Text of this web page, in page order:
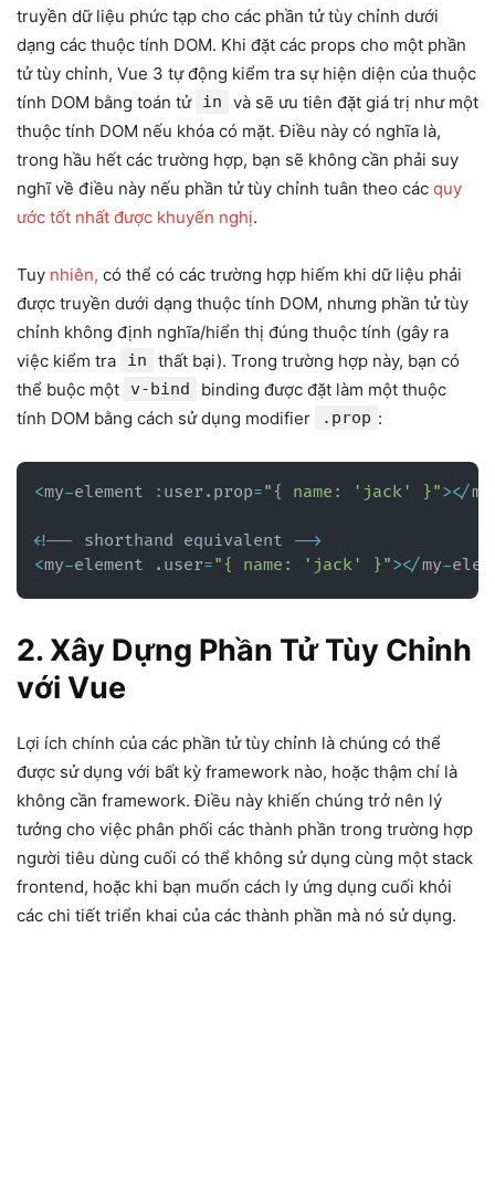
truyền dữ liệu phức tạp cho các phần tử tùy chỉnh dưới
dạng các thuộc tính DOM. Khi đặt các props cho một phần
tử tùy chỉnh, Vue 3 tự động kiểm tra sự hiện diện của thuộc
tính DOM bằng toán tử in
và sẽ ưu tiên đặt giá trị như một
thuộc tính DOM nếu khóa có mặt. Điều này có nghĩa là,
trong hầu hết các trường hợp, bạn sẽ không cần phải suy
nghĩ về điều này nếu phần tử tùy chỉnh tuân theo các quy
ước tốt nhất được khuyến nghị.
Tuy nhiên, có thể có các trường hợp hiếm khi dữ liệu phải
được truyền dưới dạng thuộc tính DOM, nhưng phần tử tùy
chỉnh không định nghĩa/hiển thị đúng thuộc tính (gây ra
việc kiểm tra
in
thất bại). Trong trường hợp này, bạn có
thể buộc một
v-bind
binding được đặt làm một thuộc
tính DOM bằng cách sử dụng modifier
.prop :
<my-element : user . prop="{ name: 'jack' }"></my
<!-- shorthand equivalent -->
<my-element . user="{ name: 'jack' }"></my-
2. Xây Dựng Phần Tử Tùy Chỉnh
với Vue
Lợi ích chính của các phần tử tùy chỉnh là chúng có thể
được sử dụng với bất kỳ framework nào, hoặc thậm chí là
không cần framework. Điều này khiến chúng trở nên lý
tưởng cho việc phân phối các thành phần trong trường hợp
người tiêu dùng cuối có thể không sử dụng cùng một stack
frontend, hoặc khi bạn muốn cách ly ứng dụng cuối khỏi
các chi tiết triển khai của các thành phần mà nó sử dụng.